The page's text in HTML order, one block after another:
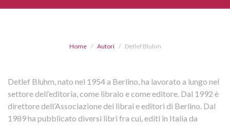
Home Autori Detlef Bluhm
Detlef Bluhm, nato nel 1954 a Berlino, ha lavorato a lungo nel
settore dell’editoria, come libraio e come editore. Dal 1992 è
direttore dell’Associazione dei librai e editori di Berlino. Dal
1989 ha pubblicato diversi libri fra cui, editi in Italia da